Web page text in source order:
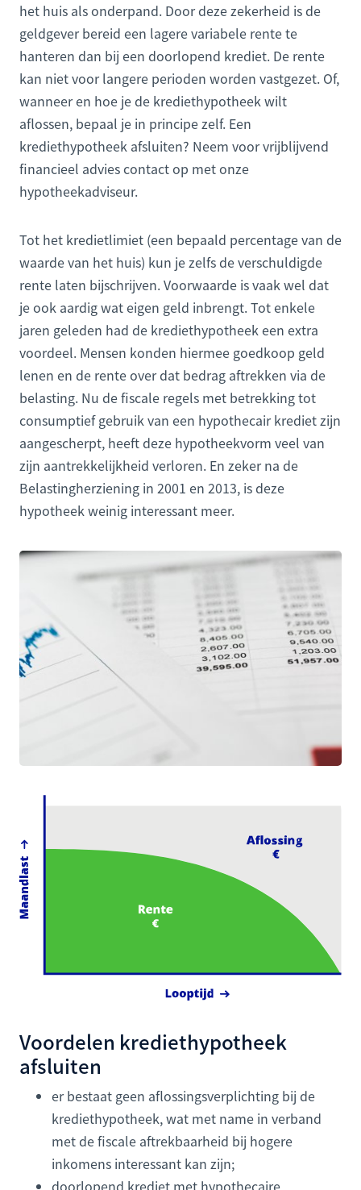
het huis als onderpand. Door deze zekerheid is de
geldgever bereid een lagere variabele rente te
hanteren dan bij een doorlopend krediet. De rente
kan niet voor langere perioden worden vastgezet. Of,
wanneer en hoe je de krediethypotheek wilt
aflossen, bepaal je in principe zelf. Een
krediethypotheek afsluiten? Neem voor vrijblijvend
financieel advies contact op met onze
hypotheekadviseur.
Tot het kredietlimiet (een bepaald percentage van de
waarde van het huis) kun je zelfs de verschuldigde
rente laten bijschrijven. Voorwaarde is vaak wel dat
je ook aardig wat eigen geld inbrengt. Tot enkele
jaren geleden had de krediethypotheek een extra
voordeel. Mensen konden hiermee goedkoop geld
lenen en de rente over dat bedrag aftrekken via de
belasting. Nu de fiscale regels met betrekking tot
consumptief gebruik van een hypothecair krediet zijn
aangescherpt, heeft deze hypotheekvorm veel van
zijn aantrekkelijkheid verloren. En zeker na de
Belastingherziening in 2001 en 2013, is deze
hypotheek weinig interessant meer.
Voordelen krediethypotheek
afsluiten
er bestaat geen aflossingsverplichting bij de
krediethypotheek, wat met name in verband
met de fiscale aftrekbaarheid bij hogere
inkomens interessant kan zijn;
doorlopend krediet met hypothecaire